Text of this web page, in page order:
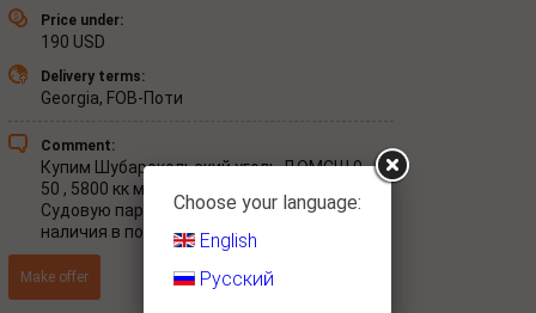
Price under:
190 USD
Delivery terms:
Georgia, FOB-Поти
Comment:
Купим Шубарокольский уголь ДОМСШ 0 -
50 , 5800 кк мин, на ФОБ-Поти порт.
Судовую партию от 25 тыс.тонн, только из
наличия в порту.
Make offer
Choose your language:
English
Русский